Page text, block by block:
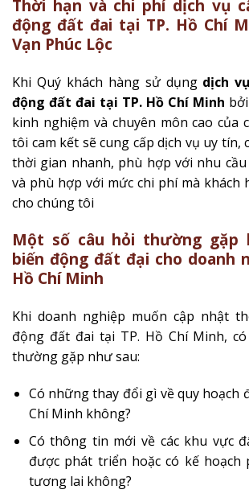
Thời hạn và chi phí dịch vụ
động đất đai tại TP. Hồ Chí
Vạn Phúc Lộc
Khi Quý khách hàng sử dụng dịch
động đất đai tại TP. Hồ Chí Minh
kinh nghiệm và chuyên môn cao của
tôi cam kết sẽ cung cấp dịch vụ uy
thời gian nhanh, phù hợp với nhu
và phù hợp với mức chi phí mà khách
cho chúng tôi
Một số câu hỏi thường gặp
biến động đất đại cho doanh
Hồ Chí Minh
Khi doanh nghiệp muốn cập nhật
động đất đai tại TP. Hồ Chí Minh,
thường gặp như sau:
Có những thay đổi gì về quy hoạch
Chí Minh không?
Có thông tin mới về các khu vực
được phát triển hoặc có kế
tương lai không?